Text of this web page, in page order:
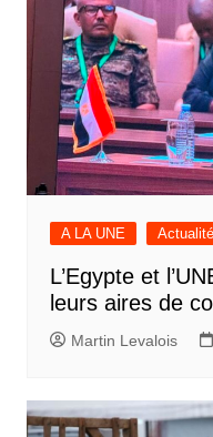
A LA UNE
L’Egypte et
leurs aires de
Martin Levalois